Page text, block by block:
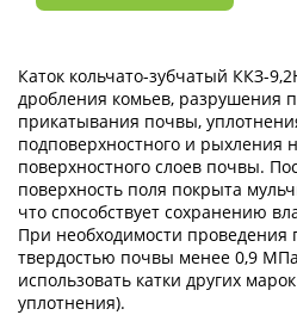
Каток кольчато-зубчатый ККЗ-
дробления комьев, разрушения
прикатывания почвы,
подповерхностного и рыхления
поверхностного слоев почвы.
поверхность поля покрыта
что способствует сохранению
При необходимости проведения
твердостью почвы менее 0,9
использовать катки других
уплотнения).